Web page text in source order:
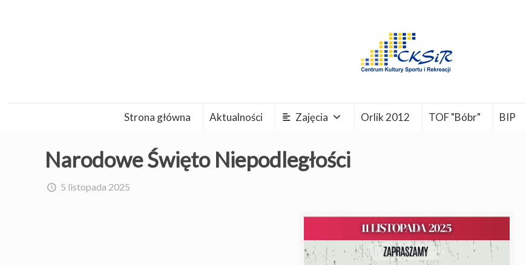
Strona główna Aktualności Zajęcia Orlik 2012 TOF "Bóbr" BIP
Narodowe Święto Niepodległości
5 listopada 2025